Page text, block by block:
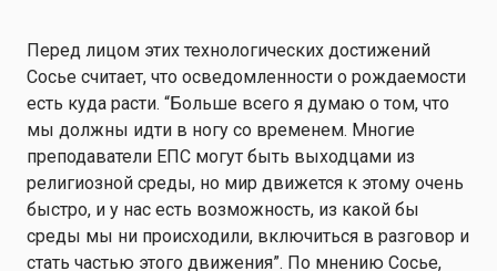
Перед лицом этих технологических достижений
Сосье считает, что осведомленности о рождаемости
есть куда расти. “Больше всего я думаю о том, что
мы должны идти в ногу со временем. Многие
преподаватели ЕПС могут быть выходцами из
религиозной среды, но мир движется к этому очень
быстро, и у нас есть возможность, из какой бы
среды мы ни происходили, включиться в разговор и
стать частью этого движения”. По мнению Сосье,